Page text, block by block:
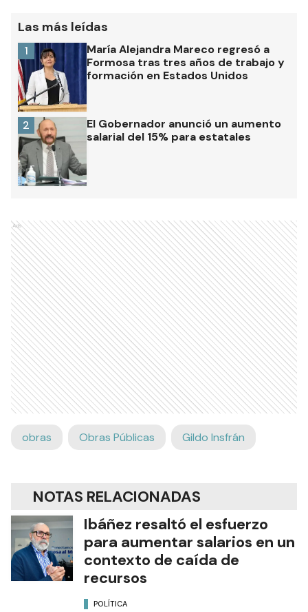
Las más leídas
María Alejandra Mareco regresó a
Formosa tras tres años de trabajo y
formación en Estados Unidos
1
El Gobernador anunció un aumento
salarial del 15% para estatales
2
Ads
obras Obras Públicas Gildo Insfrán
NOTAS RELACIONADAS
Ibáñez resaltó el esfuerzo
para aumentar salarios en un
contexto de caída de
recursos
POLÍTICA